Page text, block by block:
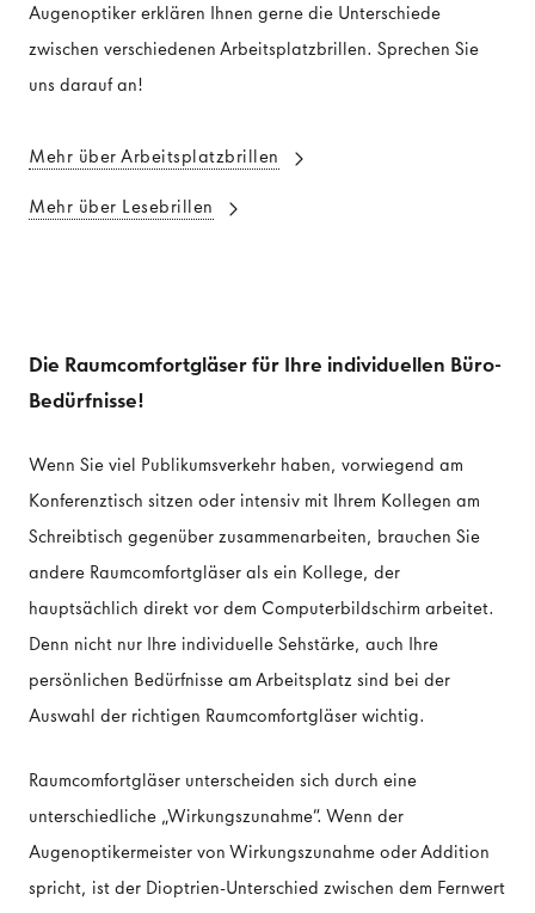
Augenoptiker erklären Ihnen gerne die Unterschiede
zwischen verschiedenen Arbeitsplatzbrillen. Sprechen Sie
uns darauf an!
Mehr über Arbeitsplatzbrillen
Mehr über Lesebrillen
Die Raumcomfortgläser für Ihre individuellen Büro-
Bedürfnisse!
Wenn Sie viel Publikumsverkehr haben, vorwiegend am
Konferenztisch sitzen oder intensiv mit Ihrem Kollegen am
Schreibtisch gegenüber zusammenarbeiten, brauchen Sie
andere Raumcomfortgläser als ein Kollege, der
hauptsächlich direkt vor dem Computerbildschirm arbeitet.
Denn nicht nur Ihre individuelle Sehstärke, auch Ihre
persönlichen Bedürfnisse am Arbeitsplatz sind bei der
Auswahl der richtigen Raumcomfortgläser wichtig.
Raumcomfortgläser unterscheiden sich durch eine
unterschiedliche „Wirkungszunahme“. Wenn der
Augenoptikermeister von Wirkungszunahme oder Addition
spricht, ist der Dioptrien-Unterschied zwischen dem Fernwert